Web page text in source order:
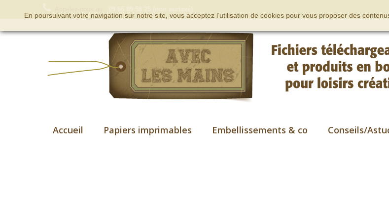
Accueil Papiers imprimables Embellissements & co Conseils/
En poursuivant votre navigation sur notre site, vous acceptez l’utilisation de cookies pour vous proposer des